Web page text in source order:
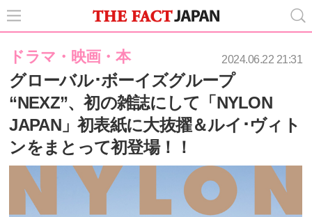
ドラマ・映画・本 2024.06.22 21:31
グローバル･ボーイズグループ
“NEXZ”、初の雑誌にして「NYLON
JAPAN」初表紙に大抜擢＆ルイ･ヴィト
ンをまとって初登場！！